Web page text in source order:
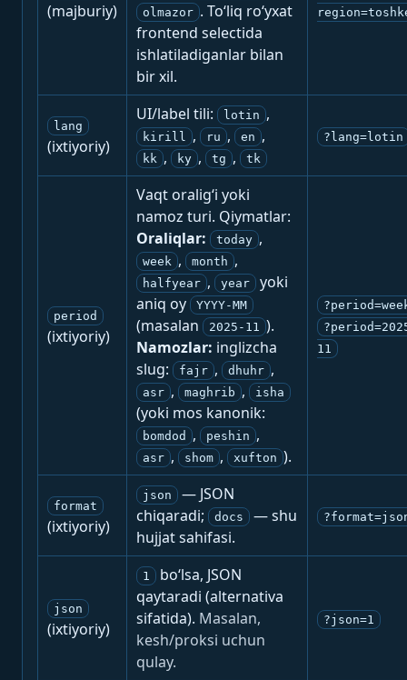
(majburiy) olmazor . To‘liq ro‘yxat
frontend selectida
ishlatiladiganlar bilan
bir xil.
lang
(ixtiyoriy)
UI/label tili: lotin ,
kirill , ru , en ,
kk , ky , tg , tk
?lang=lotin
period
(ixtiyoriy)
Vaqt oralig‘i yoki
namoz turi. Qiymatlar:
Oraliqlar:
today ,
week , month ,
halfyear , year
yoki
aniq oy
YYYY-MM
(masalan 2025-11 ).
Namozlar: inglizcha
slug:
fajr , dhuhr ,
asr , maghrib , isha
(yoki mos kanonik:
bomdod , peshin ,
asr , shom , xufton ).
11
format
(ixtiyoriy)
json
— JSON
chiqaradi;
docs
— shu
hujjat sahifasi.
json
(ixtiyoriy)
1
bo‘lsa, JSON
qaytaradi (alternativa
sifatida). Masalan,
kesh/proksi uchun
qulay.
?json=1